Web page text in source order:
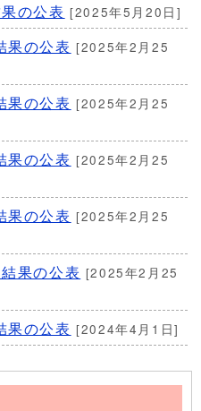
の公表 [2025年5月20日]
の公表 [2025年2月25
の公表 [2025年2月25
の公表 [2025年2月25
の公表 [2025年2月25
果の公表 [2025年2月25
の公表 [2024年4月1日]